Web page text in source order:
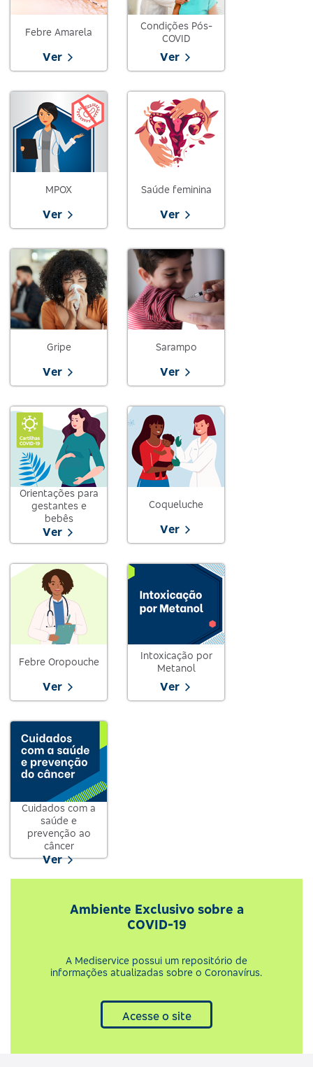
Febre Amarela
Ver
Condições Pós-
COVID
Ver
MPOX
Ver
Saúde feminina
Ver
Gripe
Ver
Sarampo
Ver
Orientações para
gestantes e
bebês
Ver
Coqueluche
Ver
Febre Oropouche
Ver
Intoxicação por
Metanol
Ver
Cuidados com a
saúde e
prevenção ao
câncer
Ver
Ambiente Exclusivo sobre a
COVID-19
A Mediservice possui um repositório de
informações atualizadas sobre o Coronavírus.
Acesse o site